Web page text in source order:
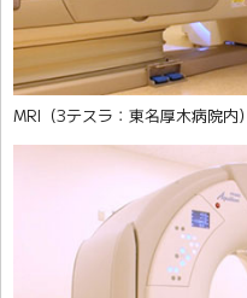
MRI（3テスラ：東名厚木病院内）